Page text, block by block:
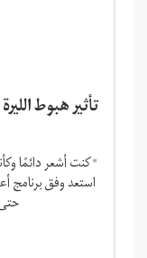
تأثير هبوط
"كنت أشعر دائمًا
استعد وفق برنامج